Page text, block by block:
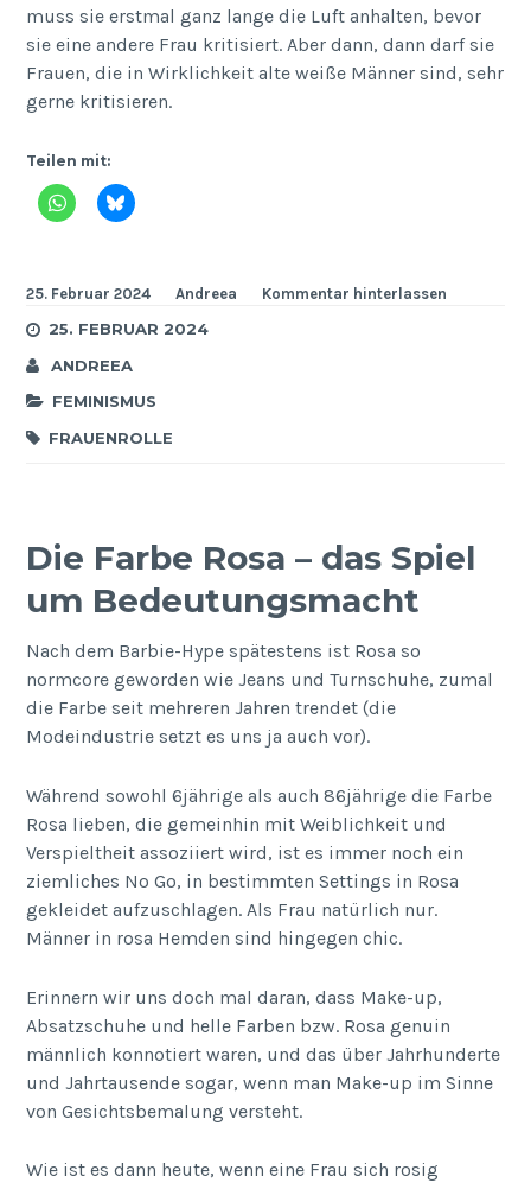
muss sie erstmal ganz lange die Luft anhalten, bevor
sie eine andere Frau kritisiert. Aber dann, dann darf sie
Frauen, die in Wirklichkeit alte weiße Männer sind, sehr
gerne kritisieren.
Teilen mit:
25. Februar 2024 Andreea Kommentar hinterlassen
25. FEBRUAR 2024
ANDREEA
FEMINISMUS
FRAUENROLLE
Die Farbe Rosa – das Spiel
um Bedeutungsmacht
Nach dem Barbie-Hype spätestens ist Rosa so
normcore geworden wie Jeans und Turnschuhe, zumal
die Farbe seit mehreren Jahren trendet (die
Modeindustrie setzt es uns ja auch vor).
Während sowohl 6jährige als auch 86jährige die Farbe
Rosa lieben, die gemeinhin mit Weiblichkeit und
Verspieltheit assoziiert wird, ist es immer noch ein
ziemliches No Go, in bestimmten Settings in Rosa
gekleidet aufzuschlagen. Als Frau natürlich nur.
Männer in rosa Hemden sind hingegen chic.
Erinnern wir uns doch mal daran, dass Make-up,
Absatzschuhe und helle Farben bzw. Rosa genuin
männlich konnotiert waren, und das über Jahrhunderte
und Jahrtausende sogar, wenn man Make-up im Sinne
von Gesichtsbemalung versteht.
Wie ist es dann heute, wenn eine Frau sich rosig